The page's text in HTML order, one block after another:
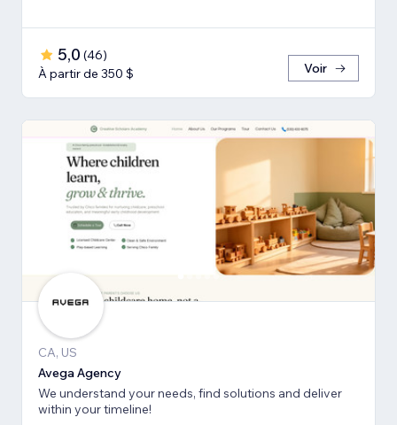
5,0 (46)
À partir de 350 $
Voir
CA, US
Avega Agency
We understand your needs, find solutions and deliver
within your timeline!